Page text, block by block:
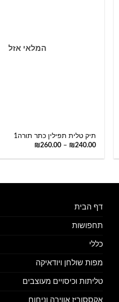
המלאי אזל
תיק טלית תפילין כתר תורה1
₪240.00
–
₪260.00
דף הבית
תחפושות
כללי
מפות שולחן ויודאיקה
טליתות וכיסויים מעוצבים
אקססוריז אווירה וניחוח